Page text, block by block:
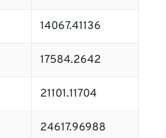
14067.41136
17584.2642
21101.11704
24617.96988